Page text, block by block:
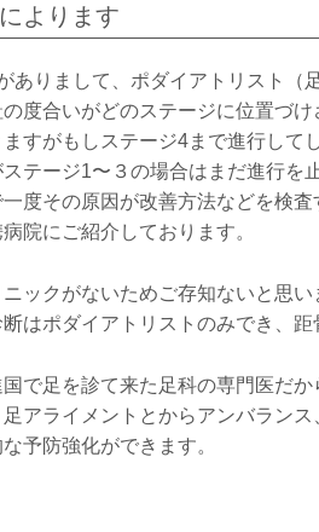
よります
りまして、ポダイアトリスト（
度合いがどのステージに位置づけ
すがもしステージ4まで進行して
テージ1〜３の場合はまだ進行を
度その原因が改善方法などを検
院にご紹介しております。
ックがないためご存知ないと思い
はポダイアトリストのみでき、距
で足を診て来た足科の専門医だか
アライメントとからアンバランス
予防強化ができます。